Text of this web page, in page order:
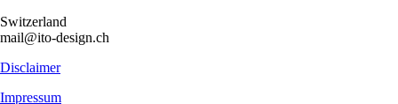
Switzerland
mail@ito-design.ch
Disclaimer
Impressum